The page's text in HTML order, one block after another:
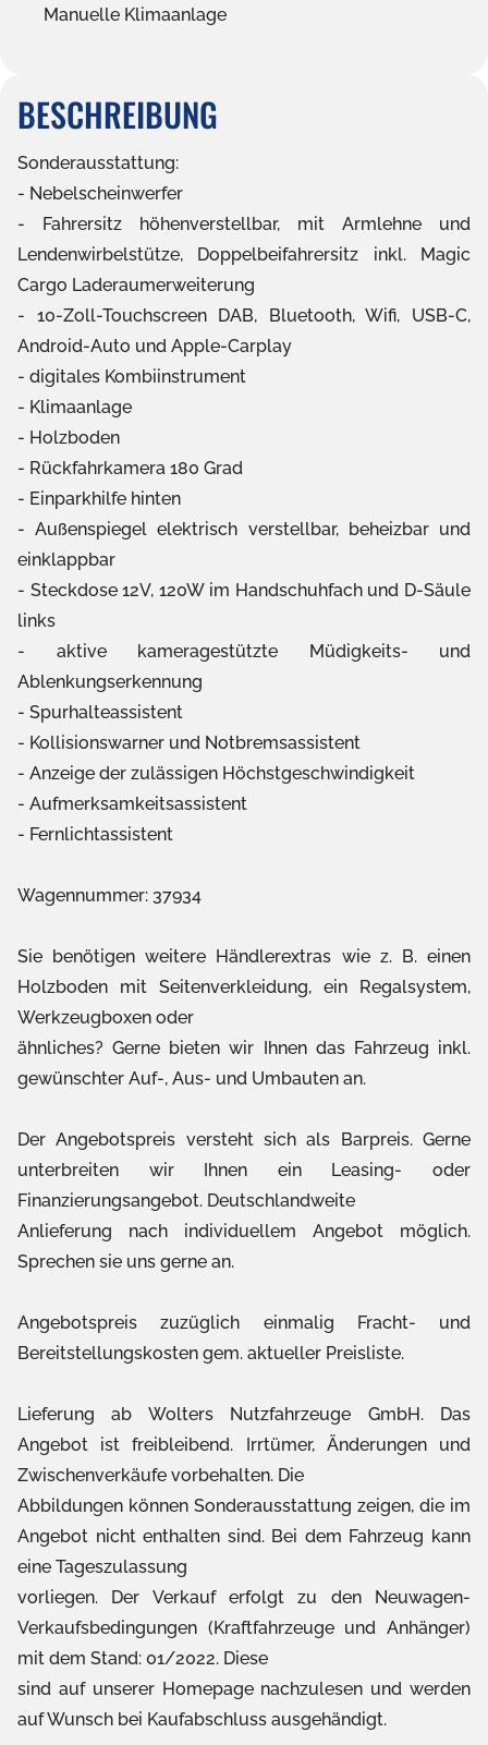
Manuelle Klimaanlage
BESCHREIBUNG
Sonderausstattung:
Nebelscheinwerfer
Fahrersitz höhenverstellbar, mit Armlehne und
Lendenwirbelstütze, Doppelbeifahrersitz inkl. Magic
Cargo Laderaumerweiterung
10-Zoll-Touchscreen DAB, Bluetooth, Wifi, USB-C,
Android-Auto und Apple-Carplay
digitales Kombiinstrument
Klimaanlage
Holzboden
Rückfahrkamera 180 Grad
Einparkhilfe hinten
Außenspiegel elektrisch verstellbar, beheizbar und
einklappbar
Steckdose 12V, 120W im Handschuhfach und D-Säule
links
aktive kameragestützte Müdigkeits- und
Ablenkungserkennung
Spurhalteassistent
Kollisionswarner und Notbremsassistent
Anzeige der zulässigen Höchstgeschwindigkeit
Aufmerksamkeitsassistent
Fernlichtassistent
Wagennummer: 37934
Sie benötigen weitere Händlerextras wie z. B. einen
Holzboden mit Seitenverkleidung, ein Regalsystem,
Werkzeugboxen oder
ähnliches? Gerne bieten wir Ihnen das Fahrzeug inkl.
gewünschter Auf-, Aus- und Umbauten an.
Der Angebotspreis versteht sich als Barpreis. Gerne
unterbreiten wir Ihnen ein Leasing- oder
Finanzierungsangebot. Deutschlandweite
Anlieferung nach individuellem Angebot möglich.
Sprechen sie uns gerne an.
Angebotspreis zuzüglich einmalig Fracht- und
Bereitstellungskosten gem. aktueller Preisliste.
Lieferung ab Wolters Nutzfahrzeuge GmbH. Das
Angebot ist freibleibend. Irrtümer, Änderungen und
Zwischenverkäufe vorbehalten. Die
Abbildungen können Sonderausstattung zeigen, die im
Angebot nicht enthalten sind. Bei dem Fahrzeug kann
eine Tageszulassung
vorliegen. Der Verkauf erfolgt zu den Neuwagen-
Verkaufsbedingungen (Kraftfahrzeuge und Anhänger)
mit dem Stand: 01/2022. Diese
sind auf unserer Homepage nachzulesen und werden
auf Wunsch bei Kaufabschluss ausgehändigt.